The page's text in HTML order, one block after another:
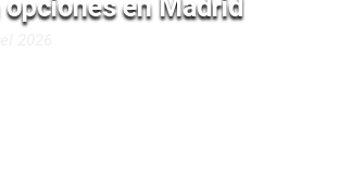
en Madrid